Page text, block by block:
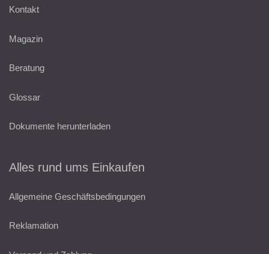
Kontakt
Magazin
Beratung
Glossar
Dokumente herunterladen
Alles rund ums Einkaufen
Allgemeine Geschäftsbedingungen
Reklamation